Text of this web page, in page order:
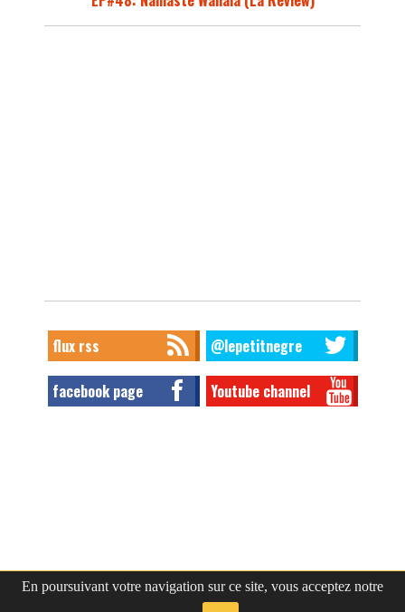
En poursuivant votre navigation sur ce site, vous acceptez notre
flux rss @lepetitnegre
facebook page Youtube channel